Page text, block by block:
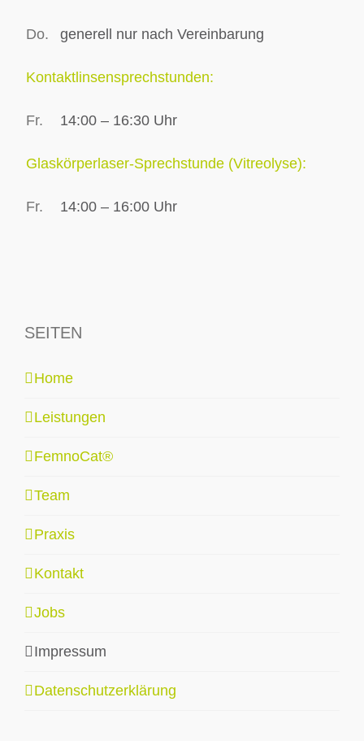
Do. generell nur nach Vereinbarung
Kontaktlinsensprechstunden:
Fr. 14:00 – 16:30 Uhr
Glaskörperlaser-Sprechstunde (Vitreolyse):
Fr. 14:00 – 16:00 Uhr
SEITEN
Home
Leistungen
FemnoCat®
Team
Praxis
Kontakt
Jobs
Impressum
Datenschutzerklärung